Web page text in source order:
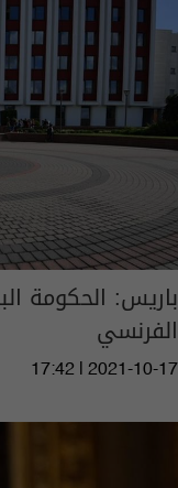
باريس: الحكومة
الفرنسي
17:42 | 2021-10-17